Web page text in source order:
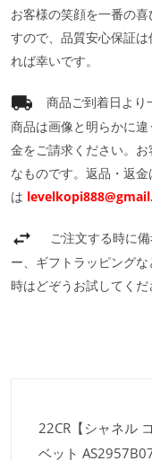
お客様の笑顔を一番の
すので、品質安心保証
れば幸いです。
商品ご到着日より
商品は画像と明らかに
金をご請求ください。
なものです。返品・返
は
ご注文する時に
ー、ギフトラッピング
時はどぞうお試してくだ
22CR【シャネル
ベット